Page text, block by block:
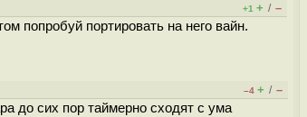
+1 + / –
попробуй портировать на него вайн.
–4 + / –
до сих пор таймерно сходят с ума